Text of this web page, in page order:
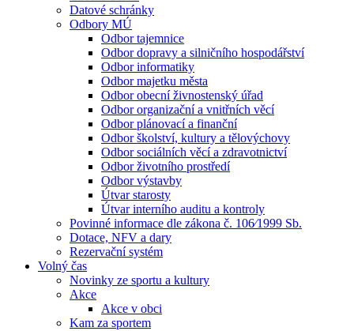
Datové schránky
Odbory MÚ
Odbor tajemnice
Odbor dopravy a silničního hospodářství
Odbor informatiky
Odbor majetku města
Odbor obecní živnostenský úřad
Odbor organizační a vnitřních věcí
Odbor plánovací a finanční
Odbor školství, kultury a tělovýchovy
Odbor sociálních věcí a zdravotnictví
Odbor životního prostředí
Odbor výstavby
Útvar starosty
Útvar interního auditu a kontroly
Povinné informace dle zákona č. 106⁄1999 Sb.
Dotace, NFV a dary
Rezervační systém
Volný čas
Novinky ze sportu a kultury
Akce
Akce v obci
Kam za sportem